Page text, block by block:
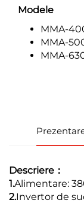
Modele
MMA-
MMA-
MMA-
Descriere：
1.Alimentare:
2.Invertor de